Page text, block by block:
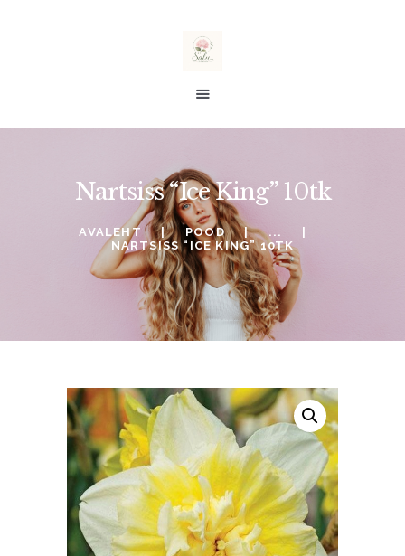
Nartsiss “Ice King” 10tk
AVALEHT POOD
...
NARTSISS “ICE KING” 10TK
salu taimed
ALE %
TELLIMINE
SOOVINIMEKIRI